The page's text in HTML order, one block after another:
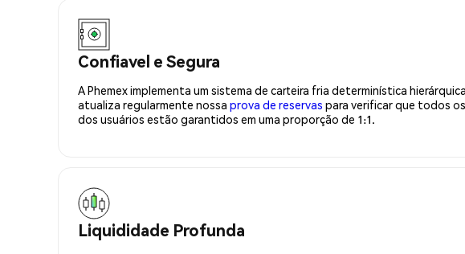
Confiavel e Segura
A Phemex implementa um sistema de carteira fria determinística
atualiza regularmente nossa prova de reservas para verificar que todos
dos usuários estão garantidos em uma proporção de 1:1.
Liquididade Profunda